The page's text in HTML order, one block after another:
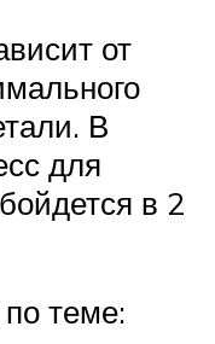
от
В
для
в 2
теме: